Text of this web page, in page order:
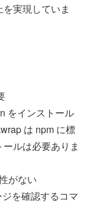
実現していま
をインストール
は npm に標
ルは必要ありま
がない
を確認するコマ